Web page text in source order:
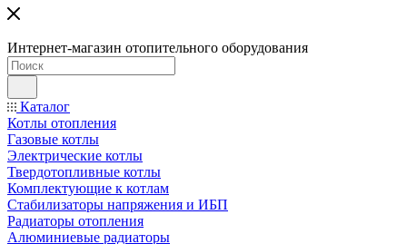
Интернет-магазин отопительного оборудования
Каталог
Котлы отопления
Газовые котлы
Электрические котлы
Твердотопливные котлы
Комплектующие к котлам
Стабилизаторы напряжения и ИБП
Радиаторы отопления
Алюминиевые радиаторы